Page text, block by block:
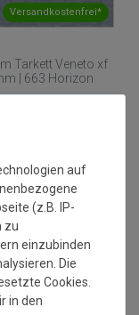
Versandkostenfrei*
Tarkett Veneto xf
| 663 Horizon
auf
(z.B. IP-
zu
einzubinden
Die
Cookies.
in den